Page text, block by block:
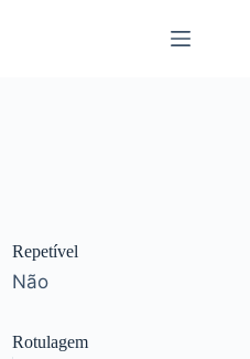
Repetível
Não
Rotulagem